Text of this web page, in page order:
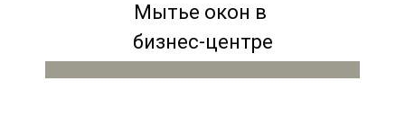
Мытье окон в
бизнес-центре